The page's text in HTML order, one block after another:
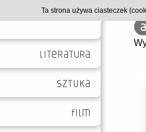
Ta strona używa ciasteczek